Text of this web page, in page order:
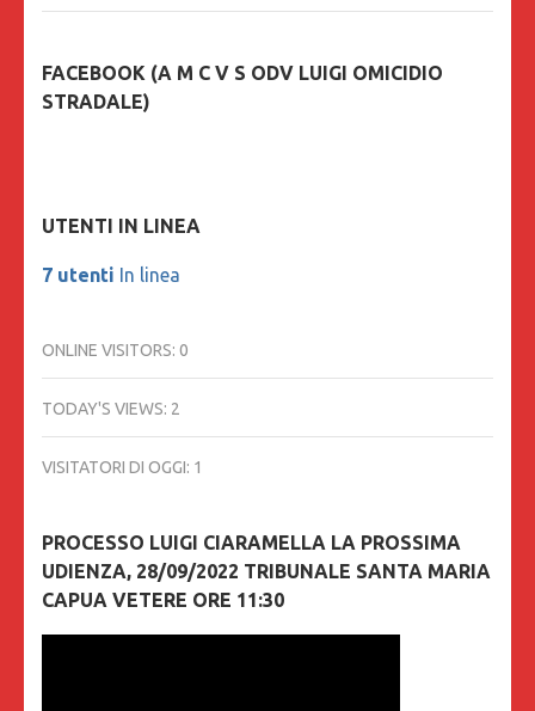
FACEBOOK (A M C V S ODV LUIGI OMICIDIO
STRADALE)
UTENTI IN LINEA
7 utenti In linea
ONLINE VISITORS: 0
TODAY'S VIEWS: 2
VISITATORI DI OGGI: 1
PROCESSO LUIGI CIARAMELLA LA PROSSIMA
UDIENZA, 28/09/2022 TRIBUNALE SANTA MARIA
CAPUA VETERE ORE 11:30